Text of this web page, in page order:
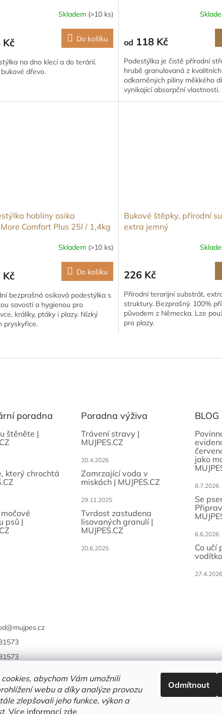
abychom Vám umožnili
webu a díky analýze provozu
zlepšovali jeho funkce, výkon a
Více informacízde.
Odmítnout
Skladem (>10 ks)
Kč Do košíku
na dno klecí a do terárií.
dřevo.
od 118 Kč
Podestýlka je čistě přírodní
hrubě granulovaná z kvalitních
odkorněných piliny měkkého
vynikající absorpční vlastnosti.
hobliny osika
Comfort Plus 25l / 1,4kg
Skladem (>10 ks)
Kč Do košíku
bezprašná osiková podestýlka s
savostí a hygienou pro
králíky, ptáky i plazy. Nízký
pryskyřice.
Bukové štěpky, přírodní
extra jemný
226 Kč
Přírodní terarijní substrát,
struktury. Bezprašný. 100%
původem z Německa. Lze
pro plazy.
v
poradna
štěněte |
který chrochtá
psů |
Poradna výživa
Trávení stravy |
MUJPES.CZ
20.4.2026
Zamrzající voda v
miskách | MUJPES.CZ
29.11.2025
Tvrdost zastudena
lisovaných granulí |
MUJPES.CZ
20.6.2025
BLOG
jako
8.7.2026
Se
6.6.2026
Co učí
27.4.2026
@mujpes.cz